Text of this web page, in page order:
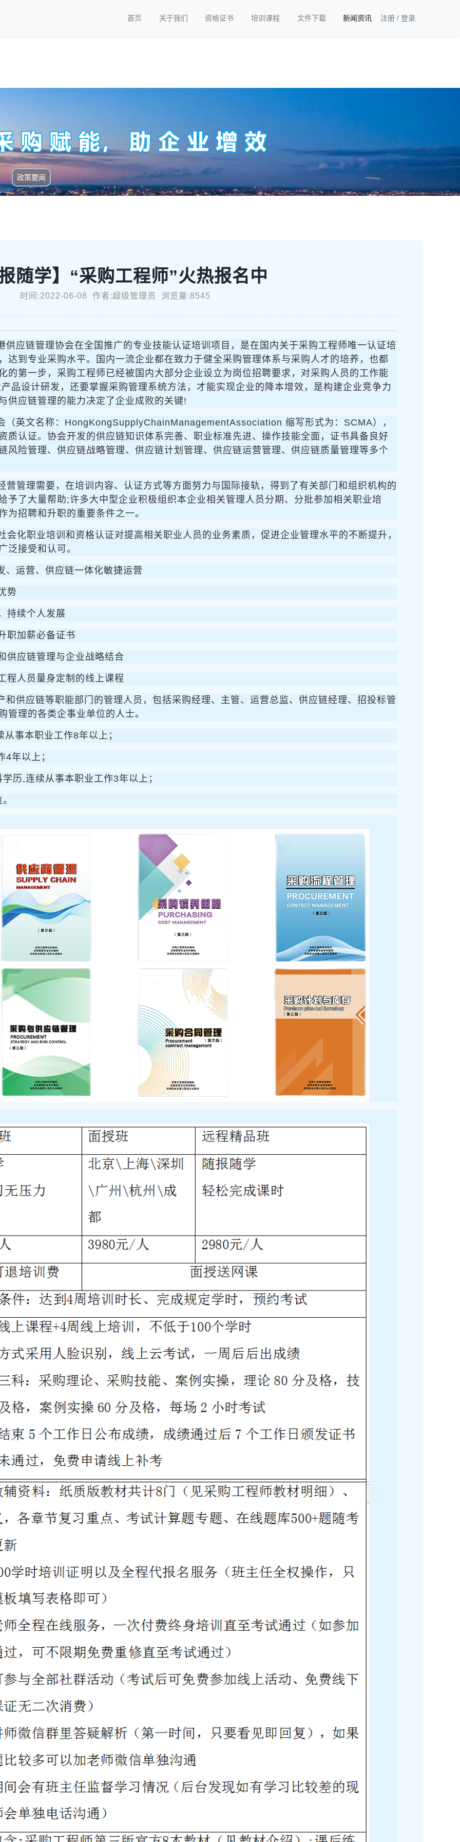
首页 关于我们 资格证书 培训课程 文件下载 新闻资讯 注册 / 登录
政策要闻
随学】“采购工程师”火热报名中
时间:2022-06-08 作者:超级管理员 浏览量:8545
供应链管理协会在全国推广的专业技能认证培训项目，是在国内关于采购工程师唯一认证培
达到专业采购水平。国内一流企业都在致力于健全采购管理体系与采购人才的培养，也都
的第一步，采购工程师已经被国内大部分企业设立为岗位招聘要求，对采购人员的工作能
品设计研发，还要掌握采购管理系统方法，才能实现企业的降本增效，是构建企业竞争力
供应链管理的能力决定了企业成败的关键!
（英文名称：HongKongSupplyChainManagementAssociation 缩写形式为：SCMA），
质认证。协会开发的供应链知识体系完善、职业标准先进、操作技能全面，证书具备良好
风险管理、供应链战略管理、供应链计划管理、供应链运营管理、供应链质量管理等多个
营管理需要，在培训内容、认证方式等方面努力与国际接轨，得到了有关部门和组织机构的
予了大量帮助;许多大中型企业积极组织本企业相关管理人员分期、分批参加相关职业培
为招聘和升职的重要条件之一。
会化职业培训和资格认证对提高相关职业人员的业务素质，促进企业管理水平的不断提升，
泛接受和认可。
、运营、供应链一体化敏捷运营
势
持续个人发展
职加薪必备证书
供应链管理与企业战略结合
程人员量身定制的线上课程
和供应链等职能部门的管理人员，包括采购经理、主管、运营总监、供应链经理、招投标管
管理的各类企事业单位的人士。
事本职业工作8年以上；
年以上；
历,连续从事本职业工作3年以上；